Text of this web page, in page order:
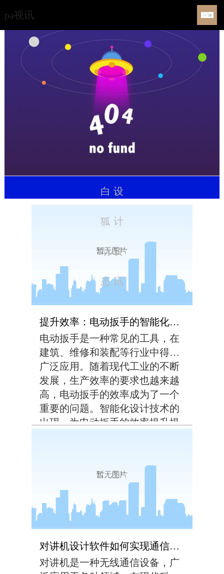
pa视讯
白
狐
动
态
设
计
资
讯
提升效率：电动扳手的智能化设计
电动扳手是一种常见的工具，在
建筑、维修和装配等行业中得到
广泛应用。随着现代工业的不断
发展，生产效率的要求也越来越
高，电动扳手的效率成为了一个
重要的问题。智能化设计技术的
出现，为电动扳手的效率提升提
于传统的机械原理，虽然具有一
定的力量和精度，但在操作灵
对讲机设计软件如何实现通信功能？
对讲机是一种无线通信设备，广